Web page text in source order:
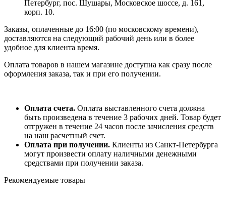
Петербург, пос. Шушары, Московское шоссе, д. 161,
корп. 10.
Заказы, оплаченные до 16:00 (по московскому времени),
доставляются на следующий рабочий день или в более
удобное для клиента время.
Оплата товаров в нашем магазине доступна как сразу после
оформления заказа, так и при его получении.
Оплата счета. Оплата выставленного счета должна
быть произведена в течение 3 рабочих дней. Товар будет
отгружен в течение 24 часов после зачисления средств
на наш расчетный счет.
Оплата при получении. Клиенты из Санкт-Петербурга
могут произвести оплату наличными денежными
средствами при получении заказа.
Рекомендуемые товары